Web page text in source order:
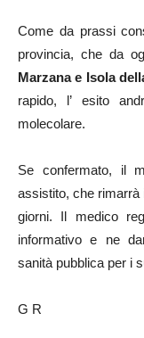
Come da prassi
provincia, che da
Marzana e Isola
rapido, l’ esito
molecolare.
Se confermato, il
assistito, che rimarrà
giorni. Il medico
informativo e ne
sanità pubblica per i
G R